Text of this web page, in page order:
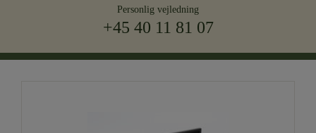
Personlig vejledning
+45 40 11 81 07